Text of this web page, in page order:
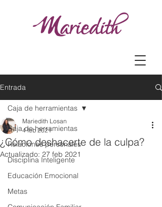
Entrada
Caja de herramientas
Relaciones personales
Disciplina Inteligente
Educación Emocional
Metas
Caja de herramientas
¿Cómo deshacerte de la culpa?
Mariedith Losan
4 feb 2021
Actualizado: 27 feb 2021